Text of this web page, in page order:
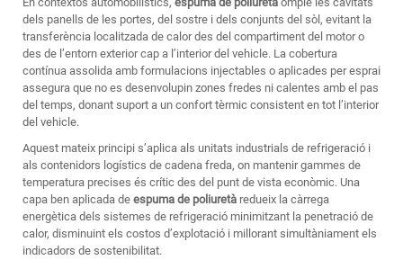
dels panells de les portes, del sostre i dels conjunts del sòl, evitant la
transferència localitzada de calor des del compartiment del motor o
des de l’entorn exterior cap a l’interior del vehicle. La cobertura
contínua assolida amb formulacions injectables o aplicades per esprai
assegura que no es desenvolupin zones fredes ni calentes amb el pas
del temps, donant suport a un confort tèrmic consistent en tot l’interior
del vehicle.
Aquest mateix principi s’aplica als unitats industrials de refrigeració i
als contenidors logístics de cadena freda, on mantenir gammes de
temperatura precises és crític des del punt de vista econòmic. Una
capa ben aplicada de espuma de poliuretà redueix la càrrega
energètica dels sistemes de refrigeració minimitzant la penetració de
calor, disminuint els costos d’explotació i millorant simultàniament els
indicadors de sostenibilitat.